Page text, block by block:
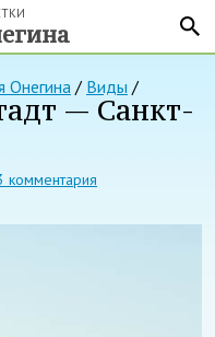
Онегина/ Виды /
— Санкт-
комментария